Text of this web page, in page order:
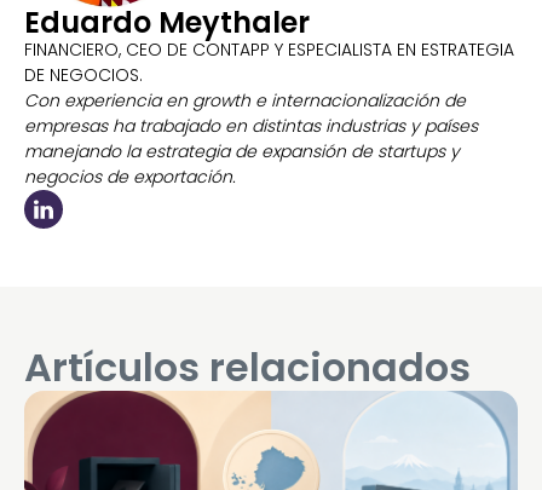
Eduardo Meythaler
FINANCIERO, CEO DE CONTAPP Y ESPECIALISTA EN ESTRATEGIA
DE NEGOCIOS.
Con experiencia en growth e internacionalización de
empresas ha trabajado en distintas industrias y países
manejando la estrategia de expansión de startups y
negocios de exportación.
Artículos relacionados